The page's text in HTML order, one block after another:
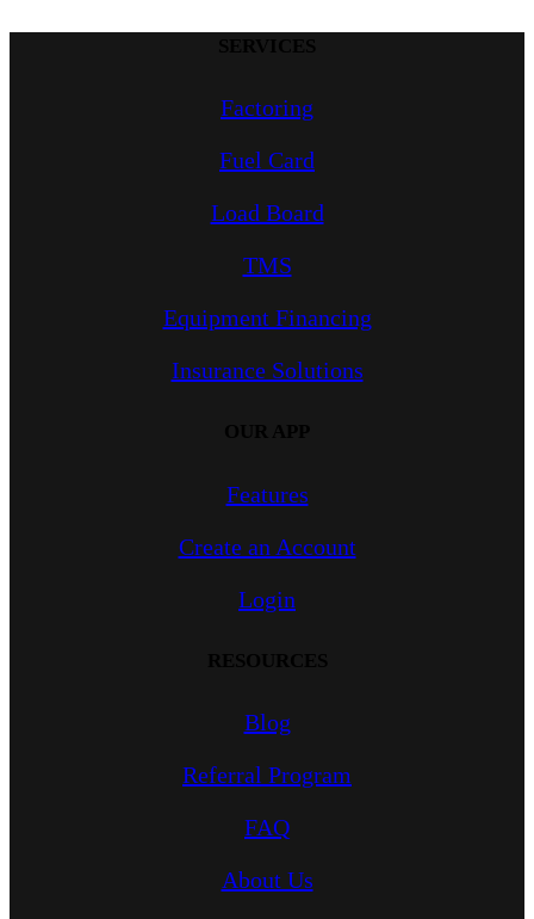
Factoring
Fuel Card
Load Board
TMS
Equipment Financing
Insurance Solutions
Features
Create an Account
Login
Blog
Referral Program
FAQ
About Us